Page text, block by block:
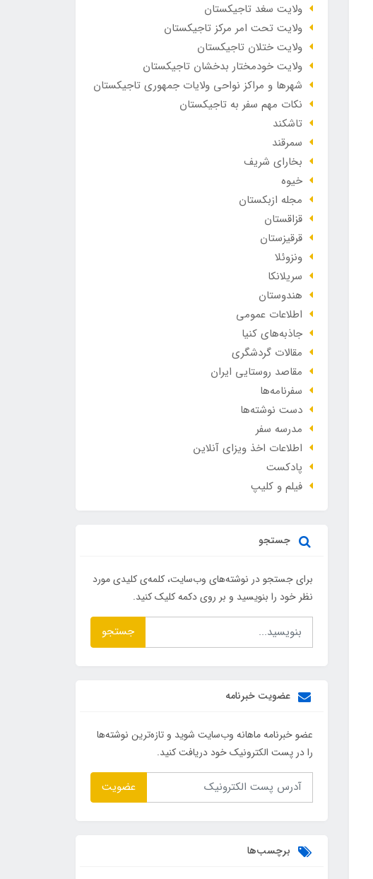
ولایت سغد تاجیکستان
ولایت تحت امر مرکز تاجیکستان
ولایت ختلان تاجیکستان
ولایت خودمختار بدخشان تاجیکستان
شهرها و مراکز نواحی ولایات جمهوری تاجیکستان
نکات مهم سفر به تاجیکستان
تاشکند
سمرقند
بخارای شریف
خیوه
مجله ازبکستان
قزاقستان
قرقیزستان
ونزوئلا
سریلانکا
هندوستان
اطلاعات عمومی
جاذبه‌های کنیا
مقالات گردشگری
مقاصد روستایی ایران
سفرنامه‌ها
دست نوشته‌ها
مدرسه سفر
اطلاعات اخذ ویزای آنلاین
پادکست
فیلم و کلیپ
جستجو
برای جستجو در نوشته‌های وب‌سایت، کلمه‌ی کلیدی مورد
نظر خود را بنویسید و بر روی دکمه کلیک کنید.
جستجو
عضویت خبرنامه
عضو خبرنامه ماهانه وب‌سایت شوید و تازه‌ترین نوشته‌ها
را در پست الکترونیک خود دریافت کنید.
عضویت
برچسب‌ها